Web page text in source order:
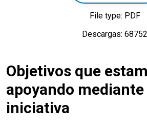
File type: PDF
Descargas: 68752
Objetivos que
apoyando mediante
iniciativa